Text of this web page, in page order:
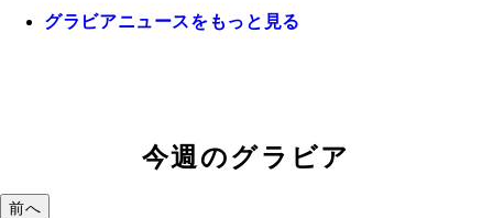
グラビアニュースをもっと見る
今週のグラビア
前へ